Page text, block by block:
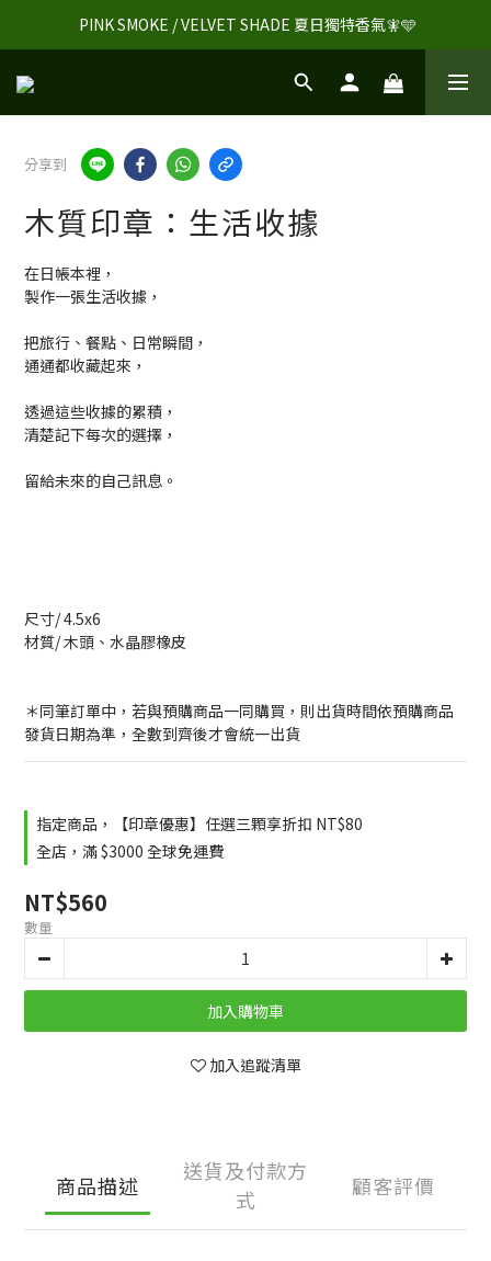
PINK SMOKE / VELVET SHADE 夏日獨特香氣🧚🩵
分享到
木質印章：生活收據
在日帳本裡，
製作一張生活收據，
把旅行、餐點、日常瞬間，
通通都收藏起來，
透過這些收據的累積，
清楚記下每次的選擇，
留給未來的自己訊息。
尺寸/ 4.5x6
材質/ 木頭、水晶膠橡皮
＊同筆訂單中，若與預購商品一同購買，則出貨時間依預購商品
發貨日期為準，全數到齊後才會統一出貨
指定商品，【印章優惠】任選三顆享折扣 NT$80
全店，滿 $3000 全球免運費
NT$560
數量
加入購物車
加入追蹤清單
商品描述
送貨及付款方
式
顧客評價